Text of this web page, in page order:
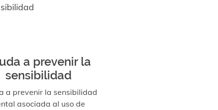
a prevenir la
sensibilidad
a prevenir la sensibilidad
asociada al uso de